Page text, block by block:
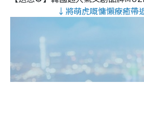
↓將萌虎嘅慵懶療癒帶